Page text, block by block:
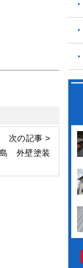
次の記事 >
外壁塗装